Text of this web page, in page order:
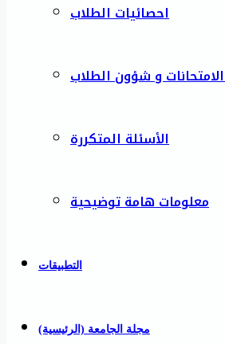
احصائيات الطلاب
و شؤون الطلاب
الأسئلة المتكررة
معلومات هامة توضيحية
التطبيقات
مجلة الجامعة (الرئيسية)